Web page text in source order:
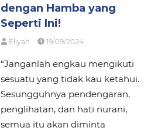
dengan Hamba yang
Seperti Ini!
Eliyah 19/09/2024
“Janganlah engkau mengikuti
sesuatu yang tidak kau ketahui.
Sesungguhnya pendengaran,
penglihatan, dan hati nurani,
semua itu akan diminta